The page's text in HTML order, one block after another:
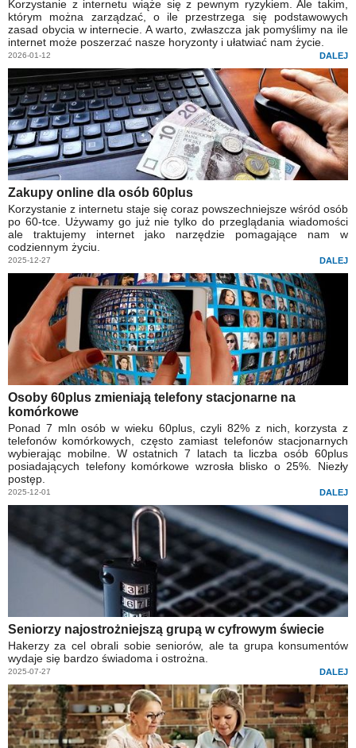
Korzystanie z internetu wiąże się z pewnym ryzykiem. Ale takim,
którym można zarządzać, o ile przestrzega się podstawowych
zasad obycia w internecie. A warto, zwłaszcza jak pomyślimy na ile
internet może poszerzać nasze horyzonty i ułatwiać nam życie.
2026-01-12 DALEJ
Zakupy online dla osób 60plus
Korzystanie z internetu staje się coraz powszechniejsze wśród osób
po 60-tce. Używamy go już nie tylko do przeglądania wiadomości
ale traktujemy internet jako narzędzie pomagające nam w
codziennym życiu.
2025-12-27 DALEJ
Osoby 60plus zmieniają telefony stacjonarne na
komórkowe
Ponad 7 mln osób w wieku 60plus, czyli 82% z nich, korzysta z
telefonów komórkowych, często zamiast telefonów stacjonarnych
wybierając mobilne. W ostatnich 7 latach ta liczba osób 60plus
posiadających telefony komórkowe wzrosła blisko o 25%. Niezły
postęp.
2025-12-01 DALEJ
Seniorzy najostrożniejszą grupą w cyfrowym świecie
Hakerzy za cel obrali sobie seniorów, ale ta grupa konsumentów
wydaje się bardzo świadoma i ostrożna.
2025-07-27 DALEJ